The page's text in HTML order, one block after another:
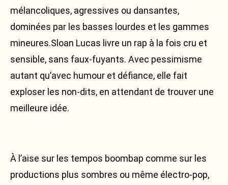
mélancoliques, agressives ou dansantes,
dominées par les basses lourdes et les gammes
mineures.Sloan Lucas livre un rap à la fois cru et
sensible, sans faux-fuyants. Avec pessimisme
autant qu’avec humour et défiance, elle fait
exploser les non-dits, en attendant de trouver une
meilleure idée.
À l’aise sur les tempos boombap comme sur les
productions plus sombres ou même électro-pop,